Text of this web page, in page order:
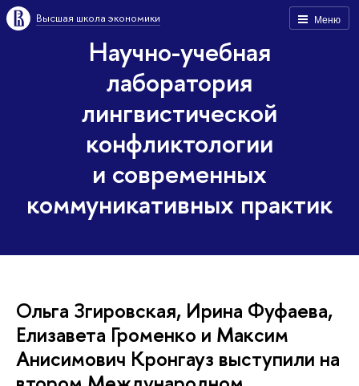
Меню
Высшая школа экономики
Научно-учебная
лаборатория
лингвистической
конфликтологии
и современных
коммуникативных практик
Ольга Згировская, Ирина Фуфаева,
Елизавета Громенко и Максим
Анисимович Кронгауз выступили на